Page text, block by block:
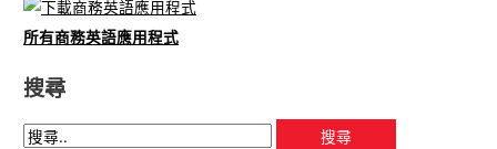
所有商務英語應用程式
搜尋